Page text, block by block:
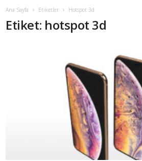
Ana Sayfa Etiketler Hotspot 3d
Etiket: hotspot 3d